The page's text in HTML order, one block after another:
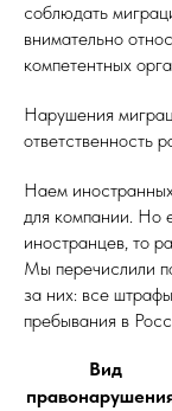
соблюдать
внимательно
компетентных
Нарушения
ответственность
Наем
для компании. Но
иностранцев, то
Мы перечислили
за них: все
пребывания в
Вид